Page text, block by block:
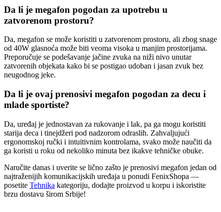
Da li je megafon pogodan za upotrebu u
zatvorenom prostoru?
Da, megafon se može koristiti u zatvorenom prostoru, ali zbog snage
od 40W glasnoća može biti veoma visoka u manjim prostorijama.
Preporučuje se podešavanje jačine zvuka na niži nivo unutar
zatvorenih objekata kako bi se postigao udoban i jasan zvuk bez
neugodnog jeke.
Da li je ovaj prenosivi megafon pogodan za decu i
mlade sportiste?
Da, uređaj je jednostavan za rukovanje i lak, pa ga mogu koristiti
starija deca i tinejdžeri pod nadzorom odraslih. Zahvaljujući
ergonomskoj ručki i intuitivnim kontrolama, svako može naučiti da
ga koristi u roku od nekoliko minuta bez ikakve tehničke obuke.
Naručite danas i uverite se lično zašto je prenosivi megafon jedan od
najtraženijih komunikacijskih uređaja u ponudi FenixShopa —
posetite Tehnika kategoriju, dodajte proizvod u korpu i iskoristite
brzu dostavu širom Srbije!